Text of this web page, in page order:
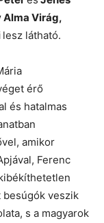
Alma Virág,
lesz látható.
érő
és hatalmas
amikor
Ferenc
veszik
s a magyarok